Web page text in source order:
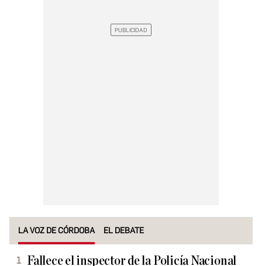
LA VOZ DE CÓRDOBA EL DEBATE
Fallece el inspector de la Policía Nacional